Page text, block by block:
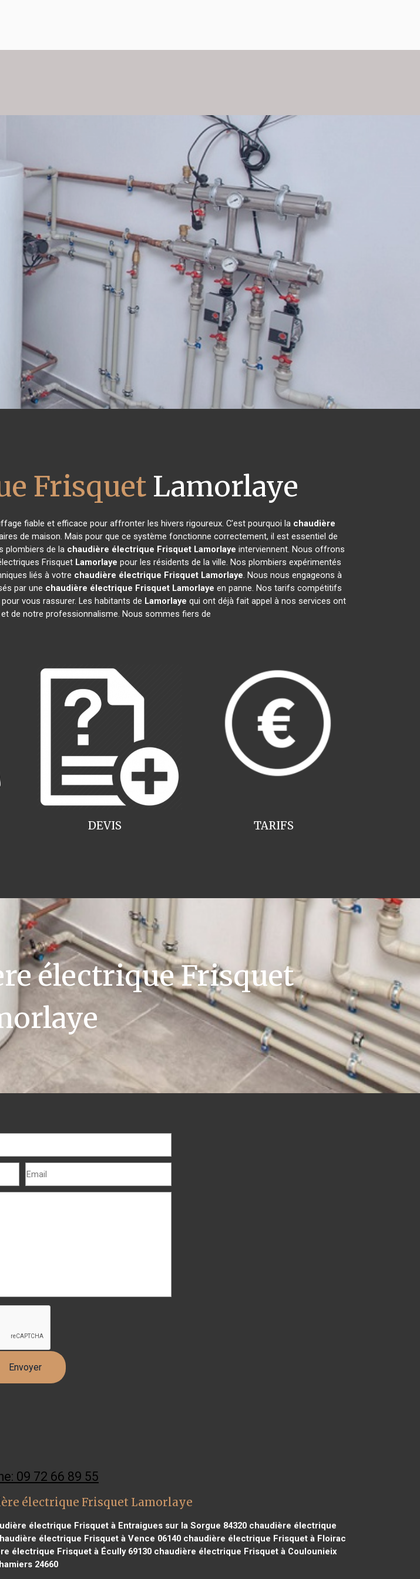
Frisquet Lamorlaye
fiable et efficace pour affronter les hivers rigoureux. C'est pourquoi la chaudière
de maison. Mais pour que ce système fonctionne correctement, il est essentiel de
plombiers de la chaudière électrique Frisquet Lamorlaye interviennent. Nous offrons
Frisquet Lamorlaye pour les résidents de la ville. Nos plombiers expérimentés
liés à votre chaudière électrique Frisquet Lamorlaye. Nous nous engageons à
par une chaudière électrique Frisquet Lamorlaye en panne. Nos tarifs compétitifs
vous rassurer. Les habitants de Lamorlaye qui ont déjà fait appel à nos services ont
de notre professionnalisme. Nous sommes fiers de
TARIFS
DEVIS
électrique Frisquet
09 72 66 89 55
électrique Frisquet Lamorlaye
électrique Frisquet à Entraigues sur la Sorgue 84320chaudière électrique
électrique Frisquet à Vence 06140chaudière électrique Frisquet à Floirac
électrique Frisquet à Écully 69130chaudière électrique Frisquet à Coulounieix
24660